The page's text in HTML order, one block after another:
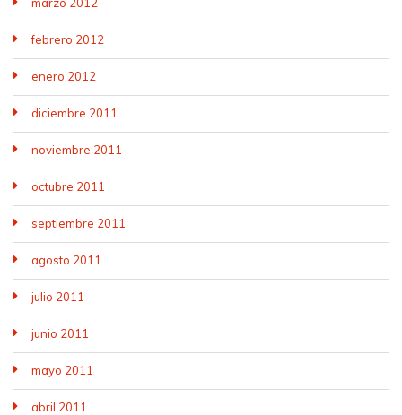
febrero 2012
enero 2012
diciembre 2011
noviembre 2011
octubre 2011
septiembre 2011
agosto 2011
julio 2011
junio 2011
mayo 2011
abril 2011